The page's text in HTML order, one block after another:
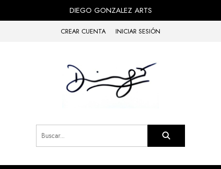
DIEGO GONZALEZ ARTS
CREAR CUENTA INICIAR SESIÓN